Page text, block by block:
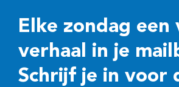
Elke zondag een
verhaal in je
Schrijf je in voor